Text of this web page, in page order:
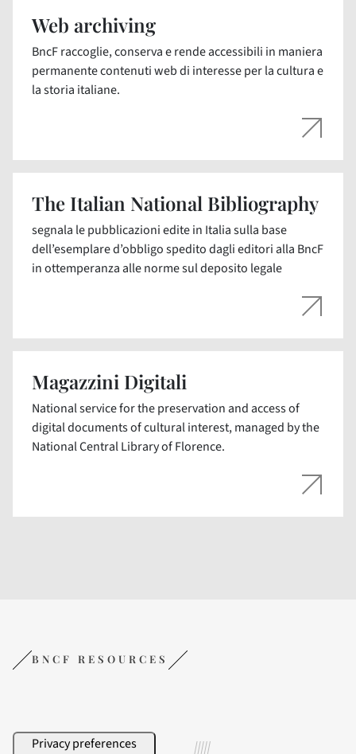
Web archiving
BncF raccoglie, conserva e rende accessibili in maniera
permanente contenuti web di interesse per la cultura e
la storia italiane.
The Italian National Bibliography
segnala le pubblicazioni edite in Italia sulla base
dell’esemplare d’obbligo spedito dagli editori alla BncF
in ottemperanza alle norme sul deposito legale
Magazzini Digitali
National service for the preservation and access of
digital documents of cultural interest, managed by the
National Central Library of Florence.
BNCF RESOURCES